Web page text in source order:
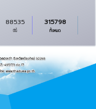
ปีนี้
88535
ทั้งหมด
315798